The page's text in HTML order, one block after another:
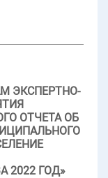
ЭКСПЕРТНО-
ОТЧЕТА ОБ
2022 ГОД»